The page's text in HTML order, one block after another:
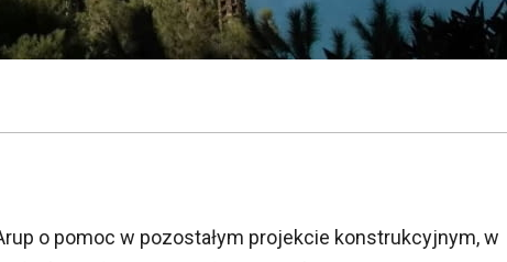
o pomoc w pozostałym projekcie konstrukcyjnym, w